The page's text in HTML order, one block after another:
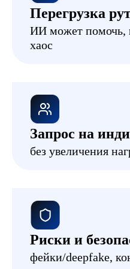
Перегрузка
ИИ может помочь,
хаос
Запрос на
без увеличения
Риски и
фейки/deepfake,